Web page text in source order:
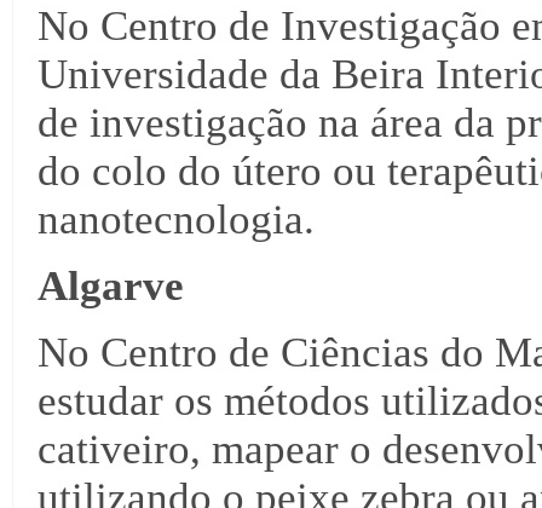
No Centro de Investigação
Universidade da Beira
de investigação na área da
do colo do útero ou
nanotecnologia.
Algarve
No Centro de Ciências do
estudar os métodos
cativeiro, mapear o
utilizando o peixe zebra ou